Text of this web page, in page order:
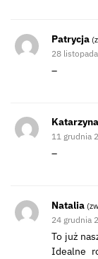
Patrycja
28
–
11 grudnia
–
Natalia
24 grudnia
To już
Idealne